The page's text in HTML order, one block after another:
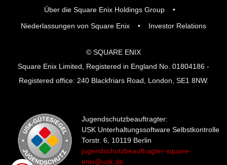
Über die Square Enix Holdings Group
Niederlassungen von Square Enix
Investor Relations
© SQUARE ENIX
Square Enix Limited, Registered in England No. 01804186 -
Registered office: 240 Blackfriars Road, London, SE1 8NW.
Jugendschutzbeauftragter:
USK Unterhaltungssoftware Selbstkontrolle
Torstr. 6, 10119 Berlin
jugendschutzbeauftragter-square-
enix@usk.de